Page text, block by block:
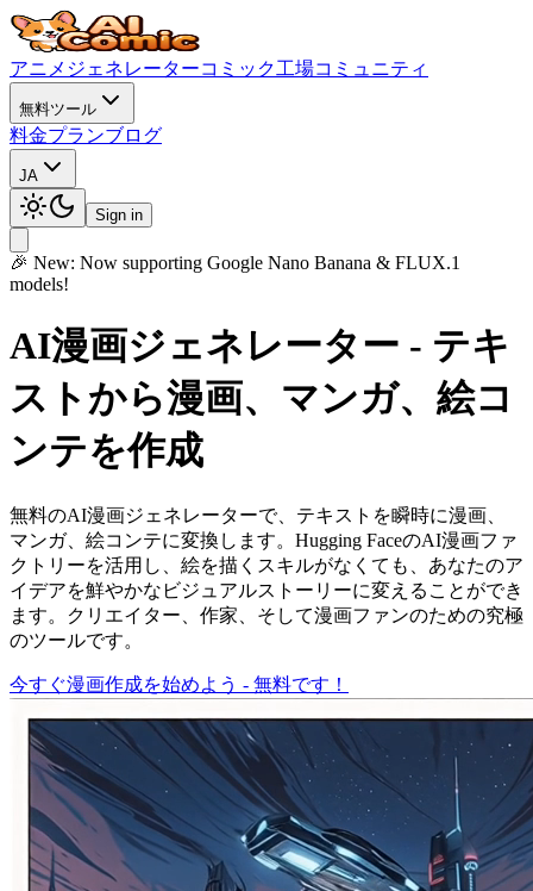
アニメジェネレーターコミック工場コミュニティ
無料ツール
料金プランブログ
JA
Sign in
🎉 New: Now supporting Google Nano Banana & FLUX.1
models!
AI漫画ジェネレーター - テキ
ストから漫画、マンガ、絵コ
ンテを作成
無料のAI漫画ジェネレーターで、テキストを瞬時に漫画、
マンガ、絵コンテに変換します。Hugging FaceのAI漫画ファ
クトリーを活用し、絵を描くスキルがなくても、あなたのア
イデアを鮮やかなビジュアルストーリーに変えることができ
ます。クリエイター、作家、そして漫画ファンのための究極
のツールです。
今すぐ漫画作成を始めよう - 無料です！